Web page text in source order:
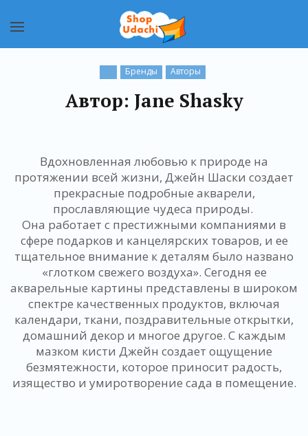
Бренды Авторы
Автор: Jane Shasky
Вдохновленная любовью к природе на
протяжении всей жизни, Джейн Шаски создает
прекрасные подробные акварели,
прославляющие чудеса природы.
Она работает с престижными компаниями в
сфере подарков и канцелярских товаров, и ее
тщательное внимание к деталям было названо
«глотком свежего воздуха». Сегодня ее
акварельные картины представлены в широком
спектре качественных продуктов, включая
календари, ткани, поздравительные открытки,
домашний декор и многое другое. С каждым
мазком кисти Джейн создает ощущение
безмятежности, которое приносит радость,
изящество и умиротворение сада в помещение.